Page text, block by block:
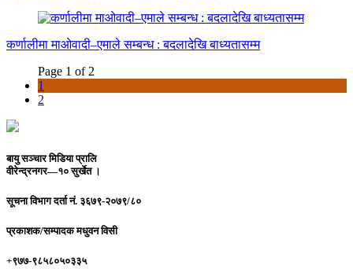
कर्णालीमा माओवादी–एमाले सम्बन्ध : बदलादेखि बाध्यतासम्म
Page 1 of 2
1
2
बायु सञ्चार मिडिया प्रालि
वीरेन्द्रनगर—१० सुर्खेत ।
सूचना विभाग दर्ता नं. ३६७९-२०७९/८०
प्रकाशक/सम्पादकमधुवन विसी
+९७७-९८५८०५०३३५